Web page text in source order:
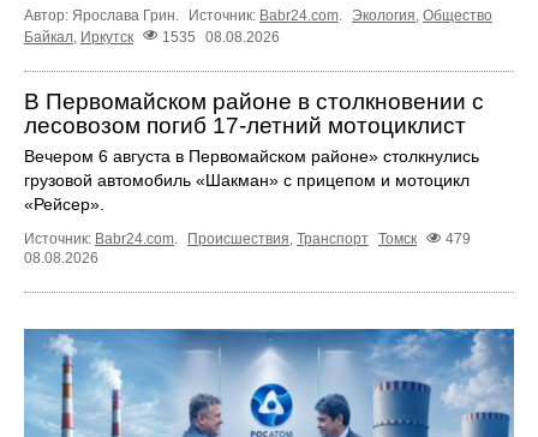
Автор: Ярослава Грин. Источник: Babr24.com. Экология, Общество
Байкал Иркутск 1535 08.08.2026
В Первомайском районе в столкновении с
лесовозом погиб 17-летний мотоциклист
Вечером 6 августа в Первомайском районе» столкнулись
грузовой автомобиль «Шакман» с прицепом и мотоцикл
«Рейсер».
Источник: Babr24.com Происшествия Транспорт Томск
479
08.08.2026